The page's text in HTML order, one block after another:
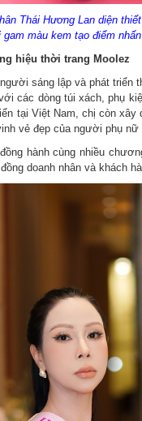
Thái Hương Lan diện
gam màu kem tạo điểm
hiệu thời trang Moolez
sáng lập và phát
các dòng túi xách, phụ
tại Việt Nam, chị còn
vẻ đẹp của người phụ nữ
hành cùng nhiều
doanh nhân và khách